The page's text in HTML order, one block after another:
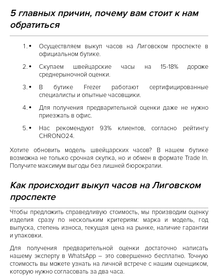
5 главных причин, почему вам стоит к нам
обратиться
Осуществляем выкуп часов на Лиговском проспекте в
официальном бутике.
Скупаем швейцарские часы на 15-18% дороже
среднерыночной оценки.
В бутике Frezer работают сертифицированные
специалисты и опытные часовщики.
Для получения предварительной оценки даже не нужно
приезжать в офис.
Нас рекомендуют 93% клиентов, согласно рейтингу
CHRONO24.
Хотите обновить модель швейцарских часов? В нашем бутике
возможна не только срочная скупка, но и обмен в формате Trade In.
Получите максимум выгоды без лишней бюрократии.
Как происходит выкуп часов на Лиговском
проспекте
Чтобы предложить справедливую стоимость, мы производим оценку
изделия сразу по нескольким критериям: марка и модель, год
выпуска, степень износа, текущая цена на рынке, наличие гарантии
и упаковки.
Для получения предварительной оценки достаточно написать
нашему эксперту в WhatsApp – это совершенно бесплатно. Точную
стоимость вы можете узнать на личной встрече с нашим оценщиком,
которую нужно согласовать за два часа.